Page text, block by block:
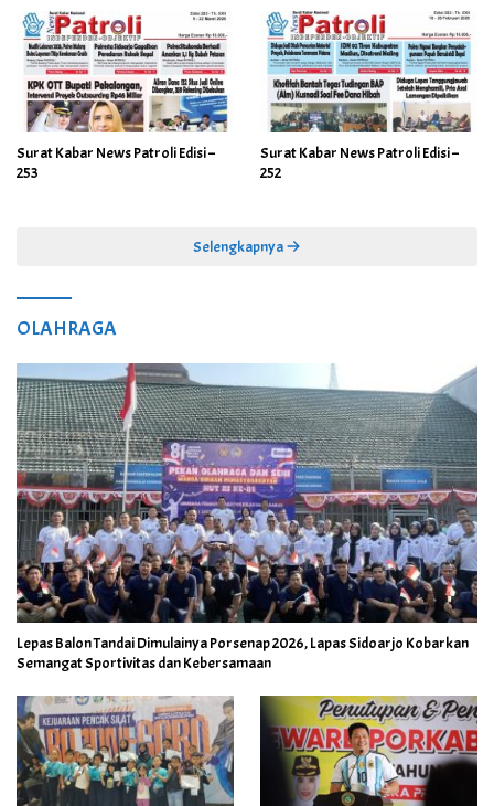
Surat Kabar News Patroli Edisi –
253
Surat Kabar News Patroli Edisi –
252
Selengkapnya
OLAHRAGA
Lepas Balon Tandai Dimulainya Porsenap 2026, Lapas Sidoarjo Kobarkan
Semangat Sportivitas dan Kebersamaan